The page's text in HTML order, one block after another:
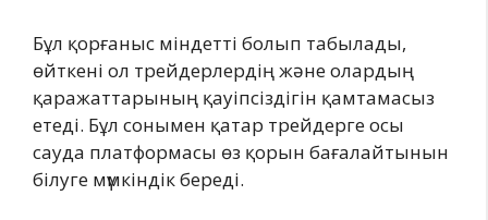
Бұл қорғаныс міндетті болып табылады,
өйткені ол трейдерлердің және олардың
қаражаттарының қауіпсіздігін қамтамасыз
етеді. Бұл сонымен қатар трейдерге осы
сауда платформасы өз қорын бағалайтынын
білуге мүмкіндік береді.